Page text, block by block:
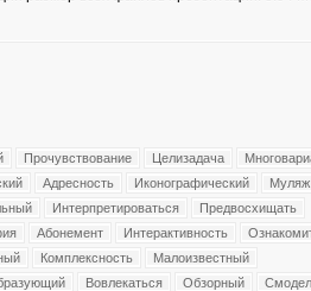
Прочувствование Целизадача
Адресность Иконографический
Муляж
Интерпретироваться
Предвосхищать
Абонемент Интерактивность
Комплексность
Малоизвестный
Вовлекаться Обзорный